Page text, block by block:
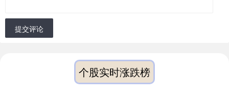
提交评论
个股实时涨跌榜